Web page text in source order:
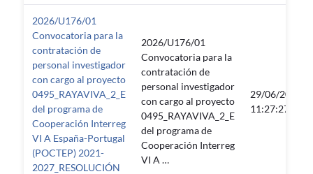
2026/U176/01
Convocatoria para la
contratación de
personal investigador
con cargo al proyecto
0495_RAYAVIVA_2_E
del programa de
Cooperación Interreg
VI A España-Portugal
(POCTEP) 2021-
2027_RESOLUCIÓN
2026/U176/01
Convocatoria para la
contratación de
personal investigador
con cargo al proyecto
0495_RAYAVIVA_2_E
del programa de
Cooperación Interreg
VI A …
29/06/2026
11:27:27